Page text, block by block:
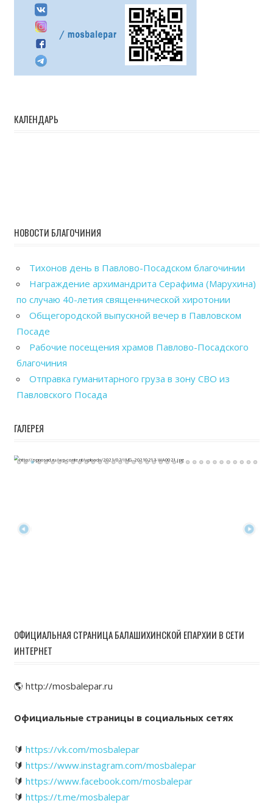
КАЛЕНДАРЬ
НОВОСТИ БЛАГОЧИНИЯ
Тихонов день в Павлово-Посадском благочинии
Награждение архимандрита Серафима (Марухина)
по случаю 40-летия священнической хиротонии
Общегородской выпускной вечер в Павловском
Посаде
Рабочие посещения храмов Павлово-Посадского
благочиния
Отправка гуманитарного груза в зону СВО из
Павловского Посада
ГАЛЕРЕЯ
ОФИЦИАЛЬНАЯ СТРАНИЦА БАЛАШИХИНСКОЙ ЕПАРХИИ В СЕТИ
ИНТЕРНЕТ
🌎 http://mosbalepar.ru
Официальные страницы в социальных сетях
🔰 https://vk.com/mosbalepar
🔰 https://www.instagram.com/mosbalepar
🔰 https://www.facebook.com/mosbalepar
🔰 https://t.me/mosbalepar